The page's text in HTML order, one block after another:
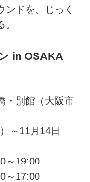
ンドを、じっく
in OSAKA
・別館（大阪市
～11月14日
19:00
17:00